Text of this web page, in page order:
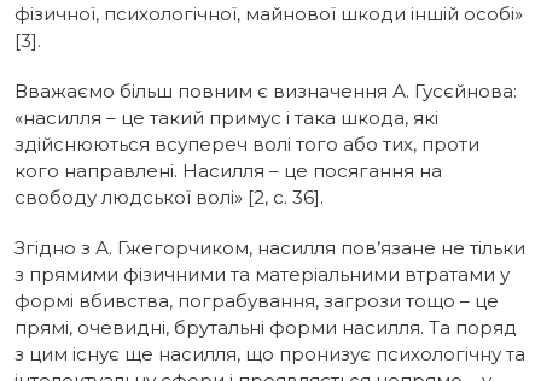
фізичної, психологічної, майнової шкоди іншій особі»
[3].
Вважаємо більш повним є визначення А. Гусєйнова:
«насилля – це такий примус і така шкода, які
здійснюються всупереч волі того або тих, проти
кого направлені. Насилля – це посягання на
свободу людської волі» [2, с. 36].
Згідно з А. Гжегорчиком, насилля пов’язане не тільки
з прямими фізичними та матеріальними втратами у
формі вбивства, пограбування, загрози тощо – це
прямі, очевидні, брутальні форми насилля. Та поряд
з цим існує ще насилля, що пронизує психологічну та